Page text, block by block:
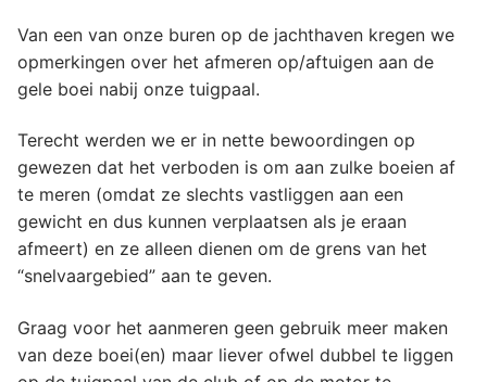
Van een van onze buren op de jachthaven kregen we
opmerkingen over het afmeren op/aftuigen aan de
gele boei nabij onze tuigpaal.
Terecht werden we er in nette bewoordingen op
gewezen dat het verboden is om aan zulke boeien af
te meren (omdat ze slechts vastliggen aan een
gewicht en dus kunnen verplaatsen als je eraan
afmeert) en ze alleen dienen om de grens van het
“snelvaargebied” aan te geven.
Graag voor het aanmeren geen gebruik meer maken
van deze boei(en) maar liever ofwel dubbel te liggen